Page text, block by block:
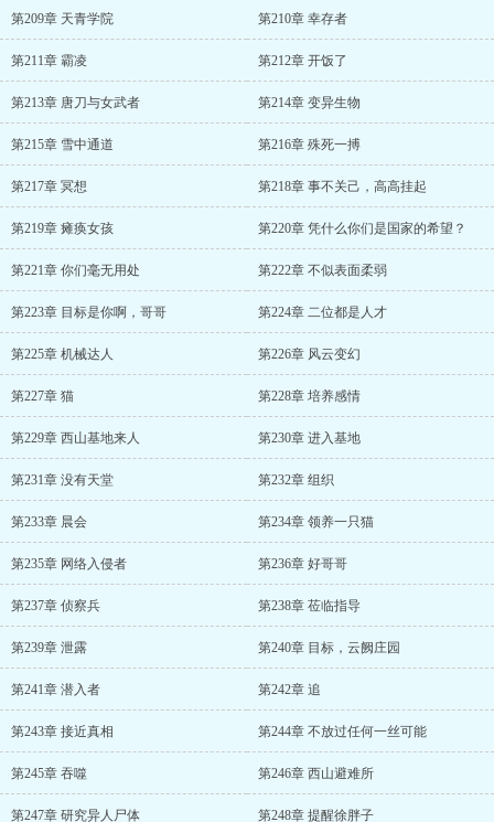
第209章 天青学院 第210章 幸存者
第211章 霸凌 第212章 开饭了
第213章 唐刀与女武者 第214章 变异生物
第215章 雪中通道 第216章 殊死一搏
第217章 冥想 第218章 事不关己，高高挂起
第219章 瘫痪女孩 第220章 凭什么你们是国家的希望？
第221章 你们毫无用处 第222章 不似表面柔弱
第223章 目标是你啊，哥哥 第224章 二位都是人才
第225章 机械达人 第226章 风云变幻
第227章 猫 第228章 培养感情
第229章 西山基地来人 第230章 进入基地
第231章 没有天堂 第232章 组织
第233章 晨会 第234章 领养一只猫
第235章 网络入侵者 第236章 好哥哥
第237章 侦察兵 第238章 莅临指导
第239章 泄露 第240章 目标，云阙庄园
第241章 潜入者 第242章 追
第243章 接近真相 第244章 不放过任何一丝可能
第245章 吞噬 第246章 西山避难所
第247章 研究异人尸体 第248章 提醒徐胖子